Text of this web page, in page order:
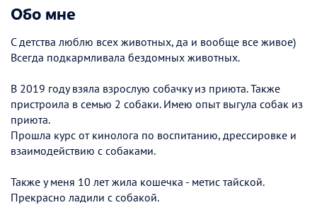
Обо мне
С детства люблю всех животных, да и вообще все живое)
Всегда подкармливала бездомных животных.
В 2019 году взяла взрослую собачку из приюта. Также
пристроила в семью 2 собаки. Имею опыт выгула собак из
приюта.
Прошла курс от кинолога по воспитанию, дрессировке и
взаимодействию с собаками.
Также у меня 10 лет жила кошечка - метис тайской.
Прекрасно ладили с собакой.